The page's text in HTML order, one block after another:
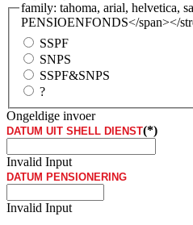
family: tahoma, arial, helvetica,
PENSIOENFONDS</span></
SSPF
SNPS
SSPF&SNPS
?
Ongeldige invoer
DATUM UIT SHELL DIENST(*)
Invalid Input
DATUM PENSIONERING
Invalid Input